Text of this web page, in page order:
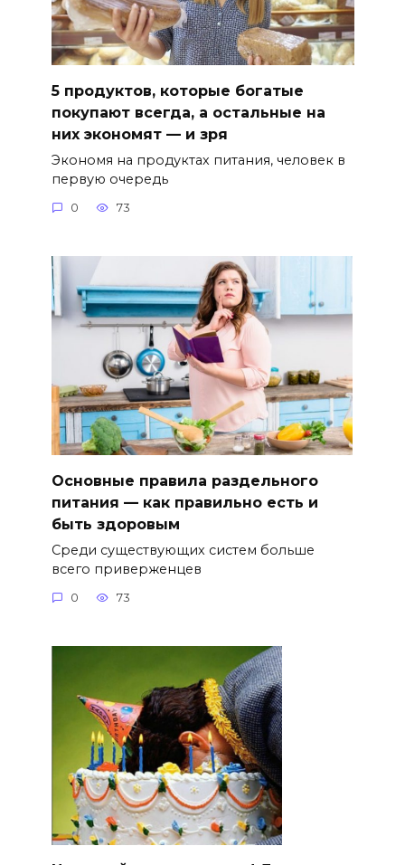
5 продуктов, которые богатые
покупают всегда, а остальные на
них экономят — и зря
Экономя на продуктах питания, человек в
первую очередь
0 73
Основные правила раздельного
питания — как правильно есть и
быть здоровым
Среди существующих систем больше
всего приверженцев
0 73